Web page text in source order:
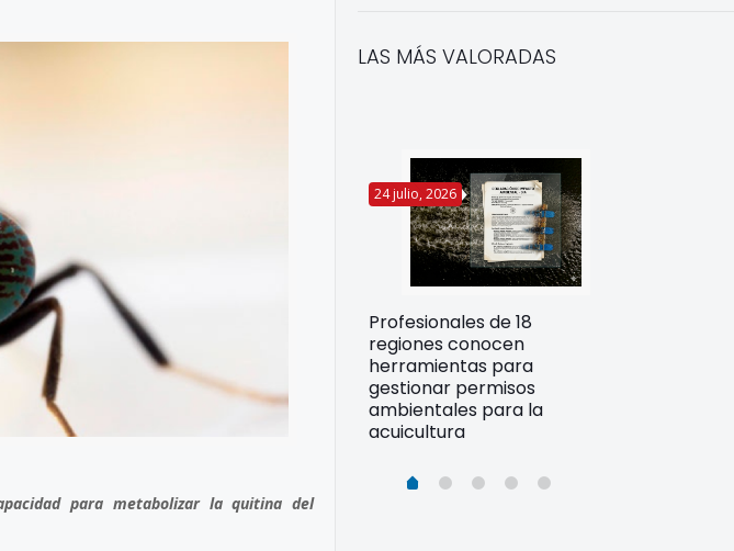
para metabolizar la quitina del
LAS MÁS VALORADAS
Más de 30 expertos
generan acuerdos para
lograr acuicultura
sostenible y resiliente en
24 julio, 2026
Profesionales de 18
regiones conocen
herramientas para
gestionar permisos
ambientales para la
acuicultura